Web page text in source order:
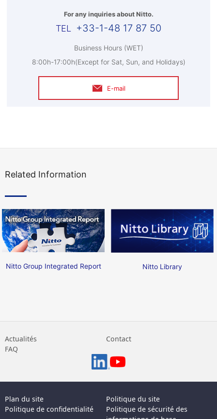
For any inquiries about Nitto.
+33-1-48 17 87 50
Business Hours (WET)
8:00h-17:00h(Except for Sat, Sun, and Holidays)
E-mail
Related Information
Nitto Group Integrated Report Nitto Library
Actualités
Contact
FAQ
Plan du site
Politique du site
Politique de confidentialité
Politique de sécurité des